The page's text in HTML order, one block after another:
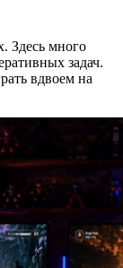
Здесь много
задач.
вдвоем на